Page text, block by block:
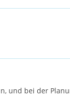
und bei der